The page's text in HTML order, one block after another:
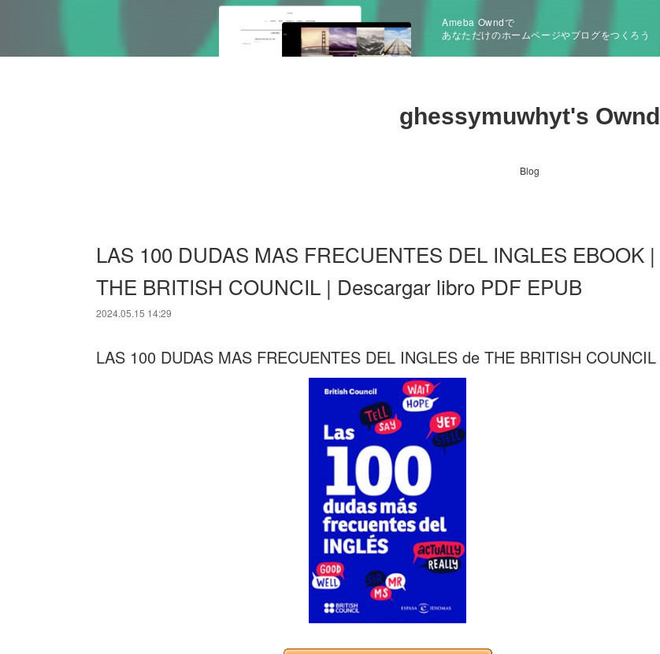
Ameba Owndで
あなただけのホームページやブログをつくろう
ghessymuwhyt's Ownd
Blog
LAS 100 DUDAS MAS FRECUENTES DEL INGLES EBOOK |
THE BRITISH COUNCIL | Descargar libro PDF EPUB
2024.05.15 14:29
LAS 100 DUDAS MAS FRECUENTES DEL INGLES de THE BRITISH COUNCIL